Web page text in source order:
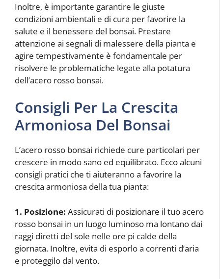
Inoltre, è importante garantire le giuste
condizioni ambientali e di cura per favorire la
salute e il benessere del bonsai. Prestare
attenzione ai segnali di malessere della pianta e
agire tempestivamente è fondamentale per
risolvere le problematiche legate alla potatura
dell’acero rosso bonsai.
Consigli Per La Crescita
Armoniosa Del Bonsai
L’acero rosso bonsai richiede cure particolari per
crescere in modo sano ed equilibrato. Ecco alcuni
consigli pratici che ti aiuteranno a favorire la
crescita armoniosa della tua pianta:
1. Posizione: Assicurati di posizionare il tuo acero
rosso bonsai in un luogo luminoso ma lontano dai
raggi diretti del sole nelle ore pi calde della
giornata. Inoltre, evita di esporlo a correnti d’aria
e proteggilo dal vento.